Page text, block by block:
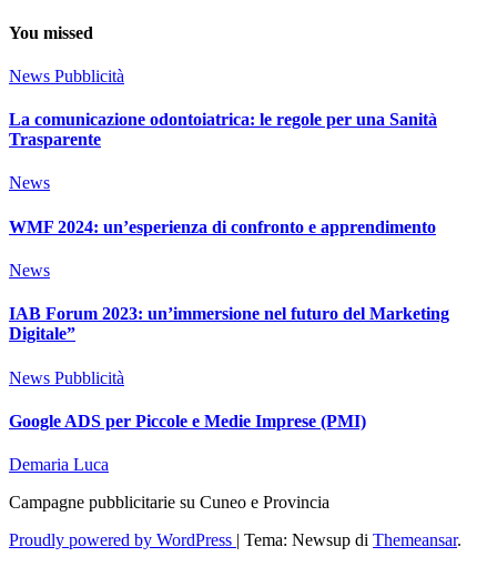
You missed
News Pubblicità
La comunicazione odontoiatrica: le regole per una Sanità
Trasparente
News
WMF 2024: un’esperienza di confronto e apprendimento
News
IAB Forum 2023: un’immersione nel futuro del Marketing
Digitale”
News Pubblicità
Google ADS per Piccole e Medie Imprese (PMI)
Demaria Luca
Campagne pubblicitarie su Cuneo e Provincia
Proudly powered by WordPress | Tema: Newsup di Themeansar.